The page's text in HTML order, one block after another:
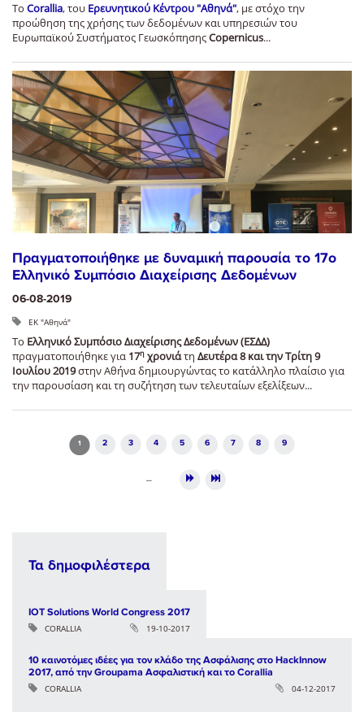
Το Corallia, του Ερευνητικού Κέντρου "Αθηνά", με στόχο την
προώθηση της χρήσης των δεδομένων και υπηρεσιών του
Ευρωπαϊκού Συστήματος ΓεωσκόπησηςCopernicus...
Πραγματοποιήθηκε με δυναμική παρουσία το 17ο
Ελληνικό Συμπόσιο Διαχείρισης Δεδομένων
06-08-2019
ΕΚ "Αθηνά"
Το Ελληνικό Συμπόσιο Διαχείρισης Δεδομένων (ΕΣΔΔ)
πραγματοποιήθηκε για 17η χρονιάτη Δευτέρα 8 και την Τρίτη 9
Ιουλίου 2019στην Αθήνα δημιουργώντας το κατάλληλο πλαίσιο για
την παρουσίαση και τη συζήτηση των τελευταίων εξελίξεων...
1 2 3 4 5 6 7 8 9
…
Τα δημοφιλέστερα
IOT Solutions World Congress 2017
CORALLIA 19-10-2017
10 καινοτόμες ιδέες για τον κλάδο της Ασφάλισης στο HackInnow
2017, από την Groupama Ασφαλιστική και το Corallia
CORALLIA 04-12-2017